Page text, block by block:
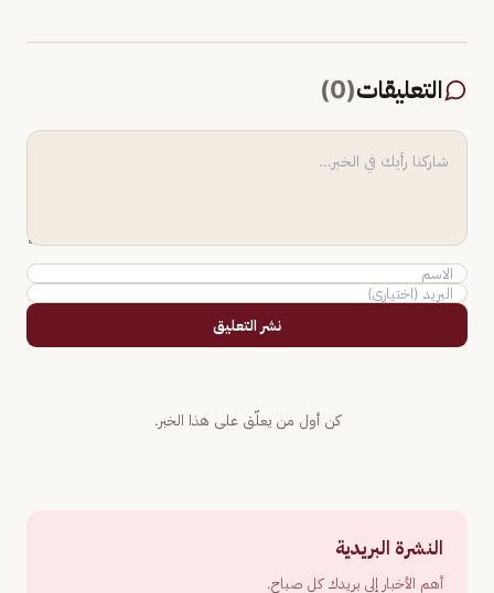
التعليقات(
0
)
نشر التعليق
كن أول من يعلّق على هذا الخبر.
النشرة البريدية
أهم الأخبار إلى بريدك كل صباح.